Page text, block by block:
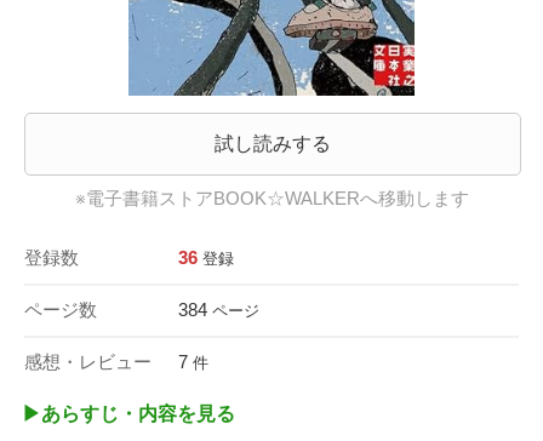
試し読みする
※電子書籍ストアBOOK☆WALKERへ移動します
登録数 36 登録
ページ数 384 ページ
感想・レビュー 7 件
▶︎あらすじ・内容を見る